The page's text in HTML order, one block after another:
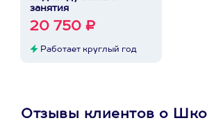
занятия
20 750 ₽
Работает круглый год
Отзывы клиентов о